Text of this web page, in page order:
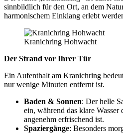
sinnbildlich für den Ort, an dem
harmonischem Einklang erlebt
Kranichring Hohwacht
Der Strand vor Ihrer Tür
Ein Aufenthalt am Kranichring
nur wenige Minuten entfernt ist.
Baden & Sonnen: Der helle
ein, während das klare Wasser
angenehm erfrischend ist.
Spaziergänge: Besonders